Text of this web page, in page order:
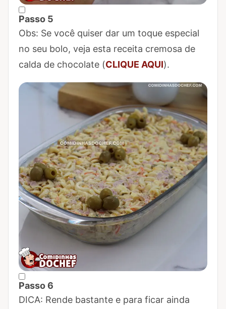
Passo 5
Marcar Passo 5 como concluído
Obs: Se você quiser dar um toque especial
no seu bolo, veja esta receita cremosa de
calda de chocolate (CLIQUE AQUI).
Passo 6
Marcar Passo 6 como concluído
DICA: Rende bastante e para ficar ainda